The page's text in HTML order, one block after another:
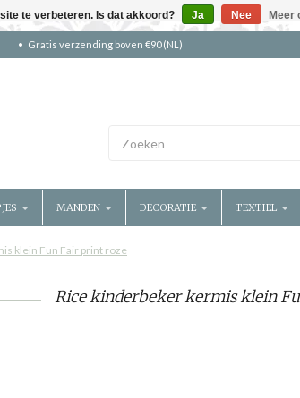
Gratis verzending boven €90 (NL)
MANDEN DECORATIE TEXTIEL
klein Fun Fair print roze
Rice kinderbeker kermis klein
te verbeteren. Is dat akkoord? Ja Nee Meer